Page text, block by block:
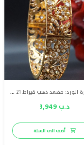
VS أسيرة الورد: مضعد ذهب قيراط 21 مع لؤلؤ طبيعي بحريني والماس
د.ب 3,949
أضف الى السلة